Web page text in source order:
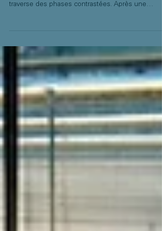
Dans un environnement économique en
marquée par une croissance solide et des taux
d'intérêt bas, le paysage a radicalement changé.
L'effet de « rattrapage » post-COVID, combiné à la
crise de l'énergie ont entraîné une inflation et une
hausse des taux, ce qui place aujourd'hui de
nombreuses structures face à des défis majeurs.